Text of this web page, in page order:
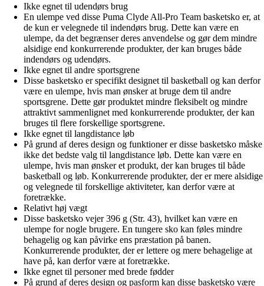
Ikke egnet til udendørs brug
En ulempe ved disse Puma Clyde All-Pro Team basketsko er, at
de kun er velegnede til indendørs brug. Dette kan være en
ulempe, da det begrænser deres anvendelse og gør dem mindre
alsidige end konkurrerende produkter, der kan bruges både
indendørs og udendørs.
Ikke egnet til andre sportsgrene
Disse basketsko er specifikt designet til basketball og kan derfor
være en ulempe, hvis man ønsker at bruge dem til andre
sportsgrene. Dette gør produktet mindre fleksibelt og mindre
attraktivt sammenlignet med konkurrerende produkter, der kan
bruges til flere forskellige sportsgrene.
Ikke egnet til langdistance løb
På grund af deres design og funktioner er disse basketsko måske
ikke det bedste valg til langdistance løb. Dette kan være en
ulempe, hvis man ønsker et produkt, der kan bruges til både
basketball og løb. Konkurrerende produkter, der er mere alsidige
og velegnede til forskellige aktiviteter, kan derfor være at
foretrække.
Relativt høj vægt
Disse basketsko vejer 396 g (Str. 43), hvilket kan være en
ulempe for nogle brugere. En tungere sko kan føles mindre
behagelig og kan påvirke ens præstation på banen.
Konkurrerende produkter, der er lettere og mere behagelige at
have på, kan derfor være at foretrække.
Ikke egnet til personer med brede fødder
På grund af deres design og pasform kan disse basketsko være